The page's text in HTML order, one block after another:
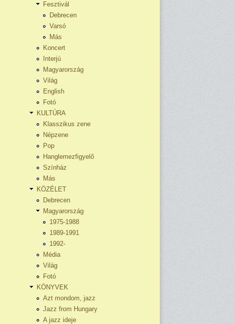
Fesztivál
Debrecen
Varsó
Más
Koncert
Interjú
Magyarország
Világ
English
Fotó
KULTÚRA
Klasszikus zene
Népzene
Pop
Hanglemezfigyelő
Színház
Más
KÖZÉLET
Debrecen
Magyarország
1975-1988
1989-1991
1992-
Média
Világ
Fotó
KÖNYVEK
Azt mondom, jazz
Jazz from Hungary
A jazz ideje